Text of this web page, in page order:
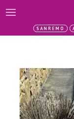
SANREMO